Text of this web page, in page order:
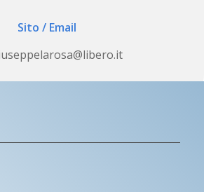
Sito / Email